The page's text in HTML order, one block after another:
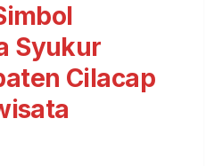
Syukur
Cilacap